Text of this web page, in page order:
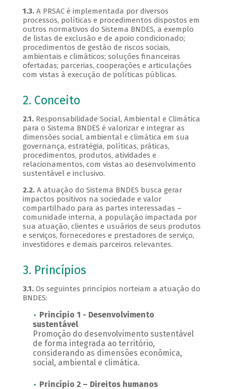
1.3.A PRSAC é implementada por diversos
processos, políticas e procedimentos dispostos em
outros normativos do Sistema BNDES, a exemplo
de listas de exclusão e de apoio condicionado;
procedimentos de gestão de riscos sociais,
ambientais e climáticos; soluções financeiras
ofertadas; parcerias, cooperações e articulações
com vistas à execução de políticas públicas.
2. Conceito
2.1. Responsabilidade Social, Ambiental e Climática
para o Sistema BNDES é valorizar e integrar as
dimensões social, ambiental e climática em sua
governança, estratégia, políticas, práticas,
procedimentos, produtos, atividades e
relacionamentos, com vistas ao desenvolvimento
sustentável e inclusivo.
2.2.A atuação do Sistema BNDES busca gerar
impactos positivos na sociedade e valor
compartilhado para as partes interessadas –
comunidade interna, a população impactada por
sua atuação, clientes e usuários de seus produtos
e serviços, fornecedores e prestadores de serviço,
investidores e demais parceiros relevantes.
3. Princípios
3.1.Os seguintes princípios norteiam a atuação do
BNDES:
Princípio 1 - Desenvolvimento
sustentável
Promoção do desenvolvimento sustentável
de forma integrada ao território,
considerando as dimensões econômica,
social, ambiental e climática.
Princípio 2 – Direitos humanos